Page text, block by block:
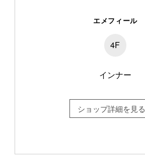
エメフィール
4F
インナー
ショップ詳細を見る